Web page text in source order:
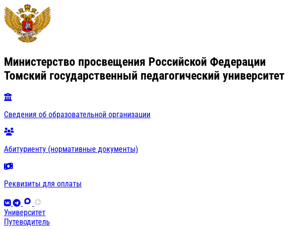
Министерство просвещения Российской Федерации
Томский государственный педагогический университет
Сведения об образовательной организации
Абитуриенту (нормативные документы)
Реквизиты для оплаты
Университет
Путеводитель